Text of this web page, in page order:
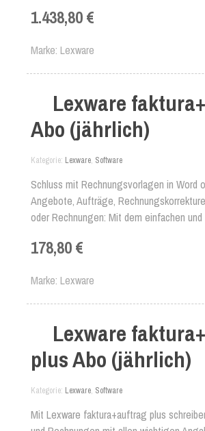
Ihnen in allen Bereichen weiter.
1.438,80 €
Marke Lexware
Lexware
Abo (jährlich)
Kategorie Lexware, Software
Schluss mit Rechnungsvorlagen in Word
Angebote, Aufträge,
oder Rechnungen: Mit dem einfachen
Ihnen alle Aufgaben der
Verknüpfung Ihrer Stammdaten mit allen
Assistenten Sie dabei sich leicht
sparen Sie mit den Rechnungsprogramm
Zeit bei der Angebots- und
178,80 €
Marke Lexware
Lexware
plus Abo (jährlich)
Kategorie Lexware, Software
Mit Lexware faktura+auftrag plus